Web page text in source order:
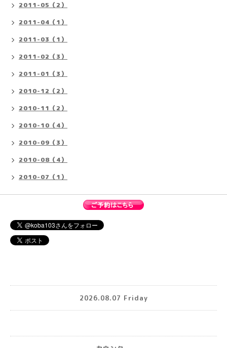
2011-05（2）
2011-04（1）
2011-03（1）
2011-02（3）
2011-01（3）
2010-12（2）
2010-11（2）
2010-10（4）
2010-09（3）
2010-08（4）
2010-07（1）
2026.08.07 Friday